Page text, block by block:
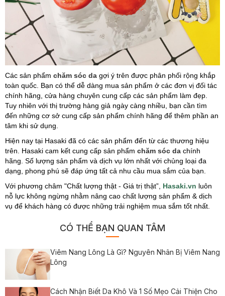
Các sản phẩm chăm sóc da gợi ý trên được phân phối rộng khắp
toàn quốc. Bạn có thể dễ dàng mua sản phẩm ở các đơn vị đối tác
chính hãng, cửa hàng chuyên cung cấp các sản phẩm làm đẹp.
Tuy nhiên với thị trường hàng giả ngày càng nhiều, bạn cần tìm
đến những cơ sở cung cấp sản phẩm chính hãng để thêm phần an
tâm khi sử dụng.
Hiện nay tại Hasaki đã có các sản phẩm đến từ các thương hiệu
trên. Hasaki cam kết cung cấp sản phẩm chăm sóc da chính
hãng. Số lượng sản phẩm và dịch vụ lớn nhất với chủng loại đa
dạng, phong phú sẽ đáp ứng tất cả nhu cầu mua sắm của bạn.
Với phương châm "Chất lượng thật - Giá trị thật”, Hasaki.vn luôn
nỗ lực không ngừng nhằm nâng cao chất lượng sản phẩm & dịch
vụ để khách hàng có được những trải nghiệm mua sắm tốt nhất.
CÓ THỂ BẠN QUAN TÂM
Viêm Nang Lông Là Gì? Nguyên Nhân Bị Viêm Nang
Lông
Cách Nhận Biết Da Khô Và 1 Số Mẹo Cải Thiện Cho